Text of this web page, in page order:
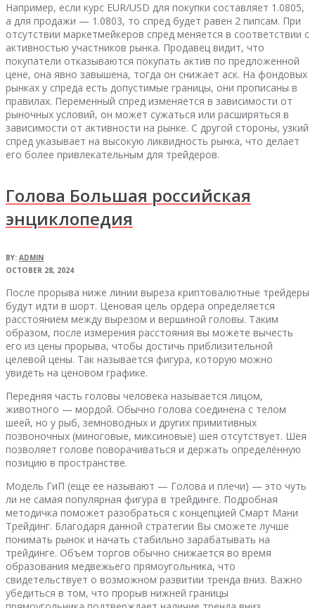
Например, если курс EUR/USD для покупки составляет 1.0805,
а для продажи — 1.0803, то спред будет равен 2 пипсам. При
отсутствии маркетмейкеров спред меняется в соответствии с
активностью участников рынка. Продавец видит, что
покупатели отказываются покупать актив по предложенной
цене, она явно завышена, тогда он снижает аск. На фондовых
рынках у спреда есть допустимые границы, они прописаны в
правилах. Переменный спред изменяется в зависимости от
рыночных условий, он может сужаться или расширяться в
зависимости от активности на рынке. С другой стороны, узкий
спред указывает на высокую ликвидность рынка, что делает
его более привлекательным для трейдеров.
Голова Большая российская
энциклопедия
BY: ADMIN
OCTOBER 28, 2024
После прорыва ниже линии выреза криптовалютные трейдеры
будут идти в шорт. Ценовая цель ордера определяется
расстоянием между вырезом и вершиной головы. Таким
образом, после измерения расстояния вы можете вычесть
его из цены прорыва, чтобы достичь приблизительной
целевой цены. Так называется фигура, которую можно
увидеть на ценовом графике.
Передняя часть головы человека называется лицом,
животного — мордой. Обычно голова соединена с телом
шеей, но у рыб, земноводных и других примитивных
позвоночных (миноговые, миксиновые) шея отсутствует. Шея
позволяет голове поворачиваться и держать определённую
позицию в пространстве.
Модель ГиП (еще ее называют — Голова и плечи) — это чуть
ли не самая популярная фигура в трейдинге. Подробная
методичка поможет разобраться с концепцией Смарт Мани
Трейдинг. Благодаря данной стратегии Вы сможете лучше
понимать рынок и начать стабильно зарабатывать на
трейдинге. Объем торгов обычно снижается во время
образования медвежьего прямоугольника, что
свидетельствует о возможном развитии тренда вниз. Важно
убедиться в том, что прорыв нижней границы